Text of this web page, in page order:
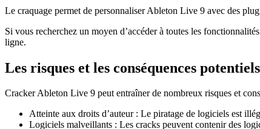
Le craquage permet de personnaliser Ableton Live 9 avec des
Si vous recherchez un moyen d’accéder à toutes les
ligne.
Les risques et les conséquences potentiels
Cracker Ableton Live 9 peut entraîner de nombreux risques et
Atteinte aux droits d’auteur : Le piratage de logiciels est
Logiciels malveillants : Les cracks peuvent contenir des